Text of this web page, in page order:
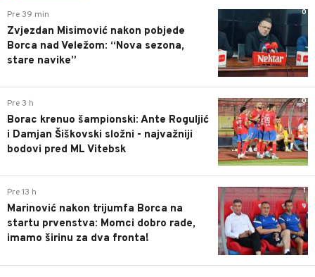
0
Pre 39 min
Zvjezdan Misimović nakon pobjede
Borca nad Veležom: “Nova sezona,
stare navike”
0
Pre 3 h
Borac krenuo šampionski: Ante Roguljić
i Damjan Šiškovski složni - najvažniji
bodovi pred ML Vitebsk
1
Pre 13 h
Marinović nakon trijumfa Borca na
startu prvenstva: Momci dobro rade,
imamo širinu za dva fronta!